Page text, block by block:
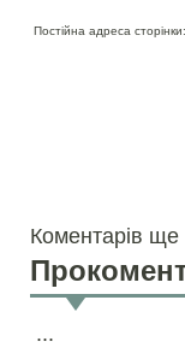
Постійна адреса сторінки:
Коментарів
...